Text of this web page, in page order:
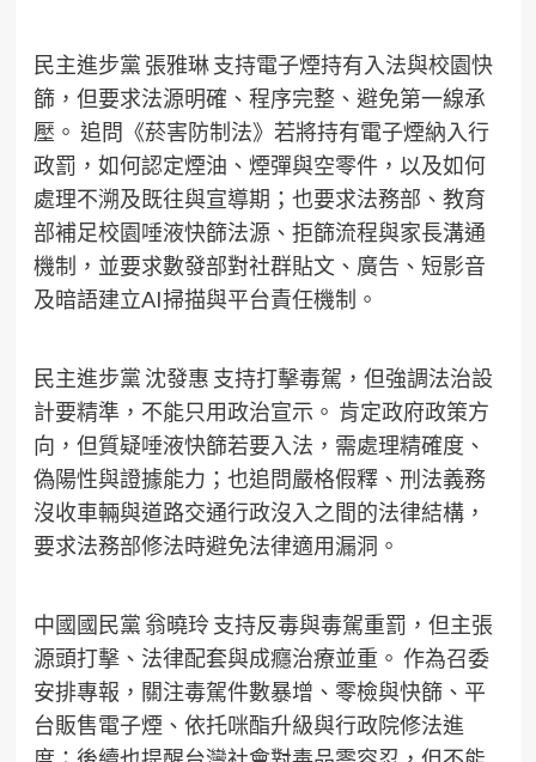
民主進步黨 張雅琳 支持電子煙持有入法與校園快
篩，但要求法源明確、程序完整、避免第一線承
壓。 追問《菸害防制法》若將持有電子煙納入行
政罰，如何認定煙油、煙彈與空零件，以及如何
處理不溯及既往與宣導期；也要求法務部、教育
部補足校園唾液快篩法源、拒篩流程與家長溝通
機制，並要求數發部對社群貼文、廣告、短影音
及暗語建立AI掃描與平台責任機制。
民主進步黨 沈發惠 支持打擊毒駕，但強調法治設
計要精準，不能只用政治宣示。 肯定政府政策方
向，但質疑唾液快篩若要入法，需處理精確度、
偽陽性與證據能力；也追問嚴格假釋、刑法義務
沒收車輛與道路交通行政沒入之間的法律結構，
要求法務部修法時避免法律適用漏洞。
中國國民黨 翁曉玲 支持反毒與毒駕重罰，但主張
源頭打擊、法律配套與成癮治療並重。 作為召委
安排專報，關注毒駕件數暴增、零檢與快篩、平
台販售電子煙、依托咪酯升級與行政院修法進